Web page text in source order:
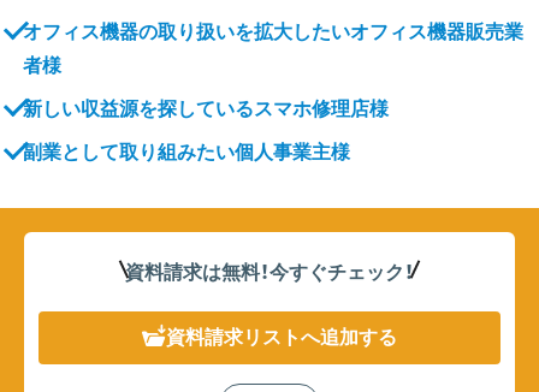
オフィス機器の取り扱いを拡大したいオフィス機器販売業
者様
新しい収益源を探しているスマホ修理店様
副業として取り組みたい個人事業主様
資料請求は無料！今すぐチェック！
資料請求リストへ追加する